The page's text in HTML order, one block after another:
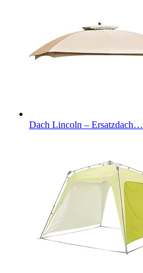
Dach Lincoln – Ersatzdach…